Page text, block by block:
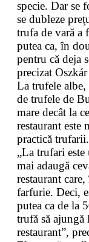
specie. Dar se
se dubleze
trufa de vară a
putea ca, în
pentru că deja
precizat
La trufele albe,
de trufele de
mare decât la
restaurant este
practică trufarii.
„La trufari este
mai adaugă
restaurant
farfurie. Deci,
putea ca de la
trufă să
restaurant”,